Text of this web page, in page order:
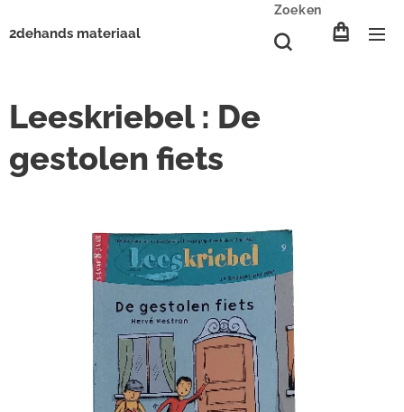
2dehands materiaal
Zoeken
Leeskriebel : De
gestolen fiets